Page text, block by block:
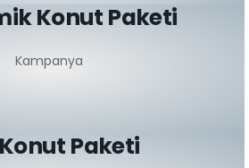
Konut Paketi
Kampanya
Paketi